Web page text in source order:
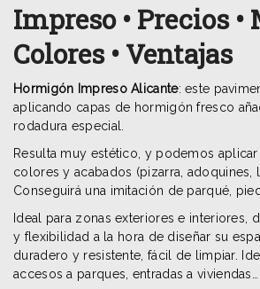
Impreso • Precios •
Colores • Ventajas
Hormigón Impreso Alicante: este
aplicando capas de hormigón fresco
rodadura especial.
Resulta muy estético, y podemos aplicar
colores y acabados (pizarra, adoquines,
Conseguirá una imitación de parqué,
Ideal para zonas exteriores e interiores,
y flexibilidad a la hora de diseñar su
duradero y resistente, fácil de limpiar.
accesos a parques, entradas a viviendas…